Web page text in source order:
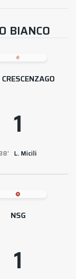
BIANCO
1
L. Micili
NSG
1